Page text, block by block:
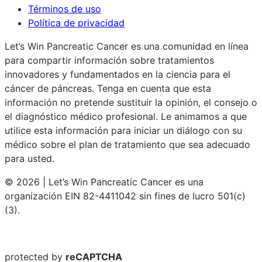
Términos de uso
Política de privacidad
Let’s Win Pancreatic Cancer es una comunidad en línea
para compartir información sobre tratamientos
innovadores y fundamentados en la ciencia para el
cáncer de páncreas. Tenga en cuenta que esta
información no pretende sustituir la opinión, el consejo o
el diagnóstico médico profesional. Le animamos a que
utilice esta información para iniciar un diálogo con su
médico sobre el plan de tratamiento que sea adecuado
para usted.
© 2026 | Let’s Win Pancreatic Cancer es una
organización EIN 82-4411042 sin fines de lucro 501(c)
(3).
protected by reCAPTCHA